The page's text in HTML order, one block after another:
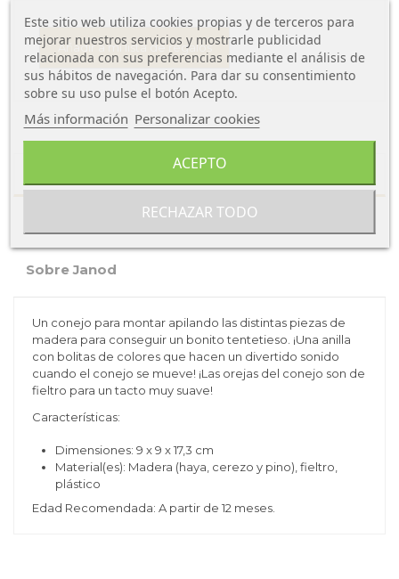
Añadir a mi lista de regalos
Sobre Janod
Un conejo para montar apilando las distintas piezas de
madera para conseguir un bonito tentetieso. ¡Una anilla
con bolitas de colores que hacen un divertido sonido
cuando el conejo se mueve! ¡Las orejas del conejo son de
fieltro para un tacto muy suave!
Características:
Dimensiones: 9 x 9 x 17,3 cm
Material(es): Madera (haya, cerezo y pino), fieltro,
plástico
Edad Recomendada: A partir de 12 meses.
Este sitio web utiliza cookies propias y de terceros para
mejorar nuestros servicios y mostrarle publicidad
relacionada con sus preferencias mediante el análisis de
sus hábitos de navegación. Para dar su consentimiento
sobre su uso pulse el botón Acepto.
Más información Personalizar cookies
RECHAZAR TODO
ACEPTO